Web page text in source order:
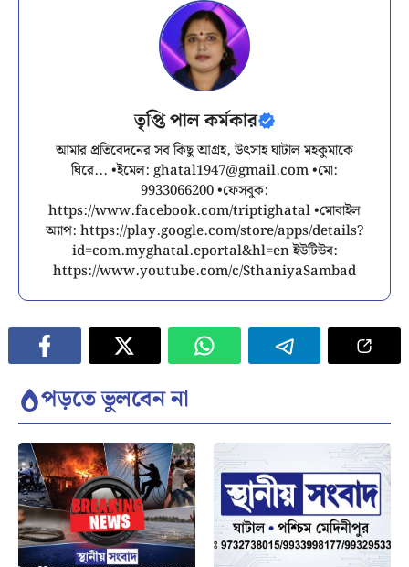
তৃপ্তি পাল কর্মকার
আমার প্রতিবেদনের সব কিছু আগ্রহ, উৎসাহ ঘাটাল মহকুমাকে
ঘিরে... •ইমেল: ghatal1947@gmail.com•মো:
9933066200 •ফেসবুক:
https://www.facebook.com/triptighatal •মোবাইল
অ্যাপ: https://play.google.com/store/apps/details?
id=com.myghatal.eportal&hl=en ইউটিউব:
https://www.youtube.com/c/SthaniyaSambad
পড়তে ভুলবেন না